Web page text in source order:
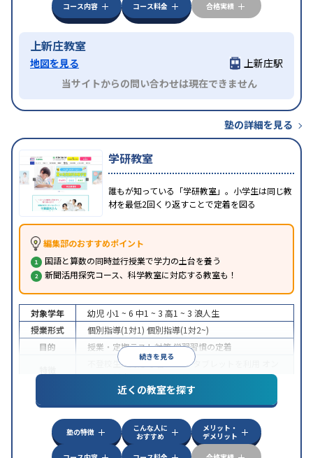
コース内容
コース料金 合格実績
上新庄教室
地図を見る
上新庄駅
当サイトからの問い合わせは現在できません
塾の詳細を見る
学研教室
誰もが知っている「学研教室」。小学生は同じ教
材を最低2回くり返すことで定着を図る
編集部のおすすめポイント
国語と算数の同時並行授業で学力の土台を養う
新聞活用探究コース、科学教室に対応する教室も！
続きを見る
対象学年 幼児 小1 ~ 6 中1 ~ 3 高1 ~ 3 浪人生
授業形式
個別指導(1対1) 個別指導(1対2~)
目的
授業・定期テスト対策学習習慣の定着
不登校生に対応学習にPC・タブレットを利用
ライン対応
近くの教室を探す
塾の特徴
こんな人に
おすすめ
メリット・
デメリット